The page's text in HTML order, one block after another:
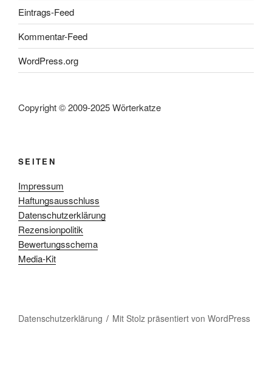
Eintrags-Feed
Kommentar-Feed
WordPress.org
Copyright © 2009-2025 Wörterkatze
SEITEN
Impressum
Haftungsausschluss
Datenschutzerklärung
Rezensionpolitik
Bewertungsschema
Media-Kit
Datenschutzerklärung Mit Stolz präsentiert von WordPress